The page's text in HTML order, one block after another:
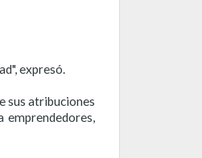
expresó.
sus atribuciones